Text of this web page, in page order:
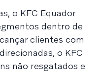
o KFC Equador
dentro de
clientes com
o KFC
não resgatados e